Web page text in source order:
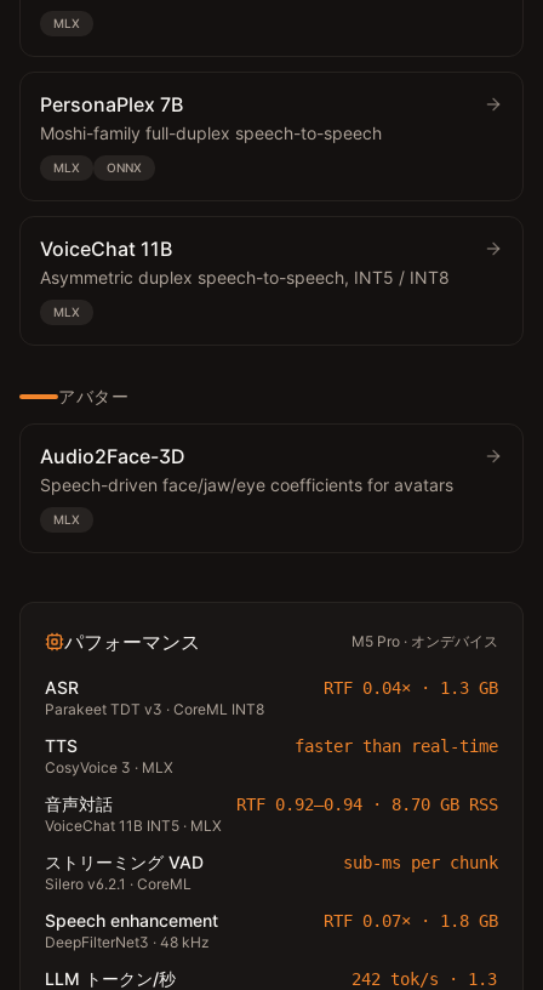
MLX
PersonaPlex 7B
Moshi-family full-duplex speech-to-speech
MLX ONNX
VoiceChat 11B
Asymmetric duplex speech-to-speech, INT5 / INT8
MLX
アバター
Audio2Face-3D
Speech-driven face/jaw/eye coefficients for avatars
MLX
パフォーマンス M5 Pro · オンデバイス
ASR
Parakeet TDT v3 · CoreML INT8
RTF 0.04× · 1.3 GB
TTS
CosyVoice 3 · MLX
faster than real-time
音声対話
VoiceChat 11B INT5 · MLX
RTF 0.92–0.94 · 8.70 GB RSS
ストリーミング VAD
Silero v6.2.1 · CoreML
sub-ms per chunk
Speech enhancement
DeepFilterNet3 · 48 kHz
RTF 0.07× · 1.8 GB
LLM トークン/秒 242 tok/s · 1.3